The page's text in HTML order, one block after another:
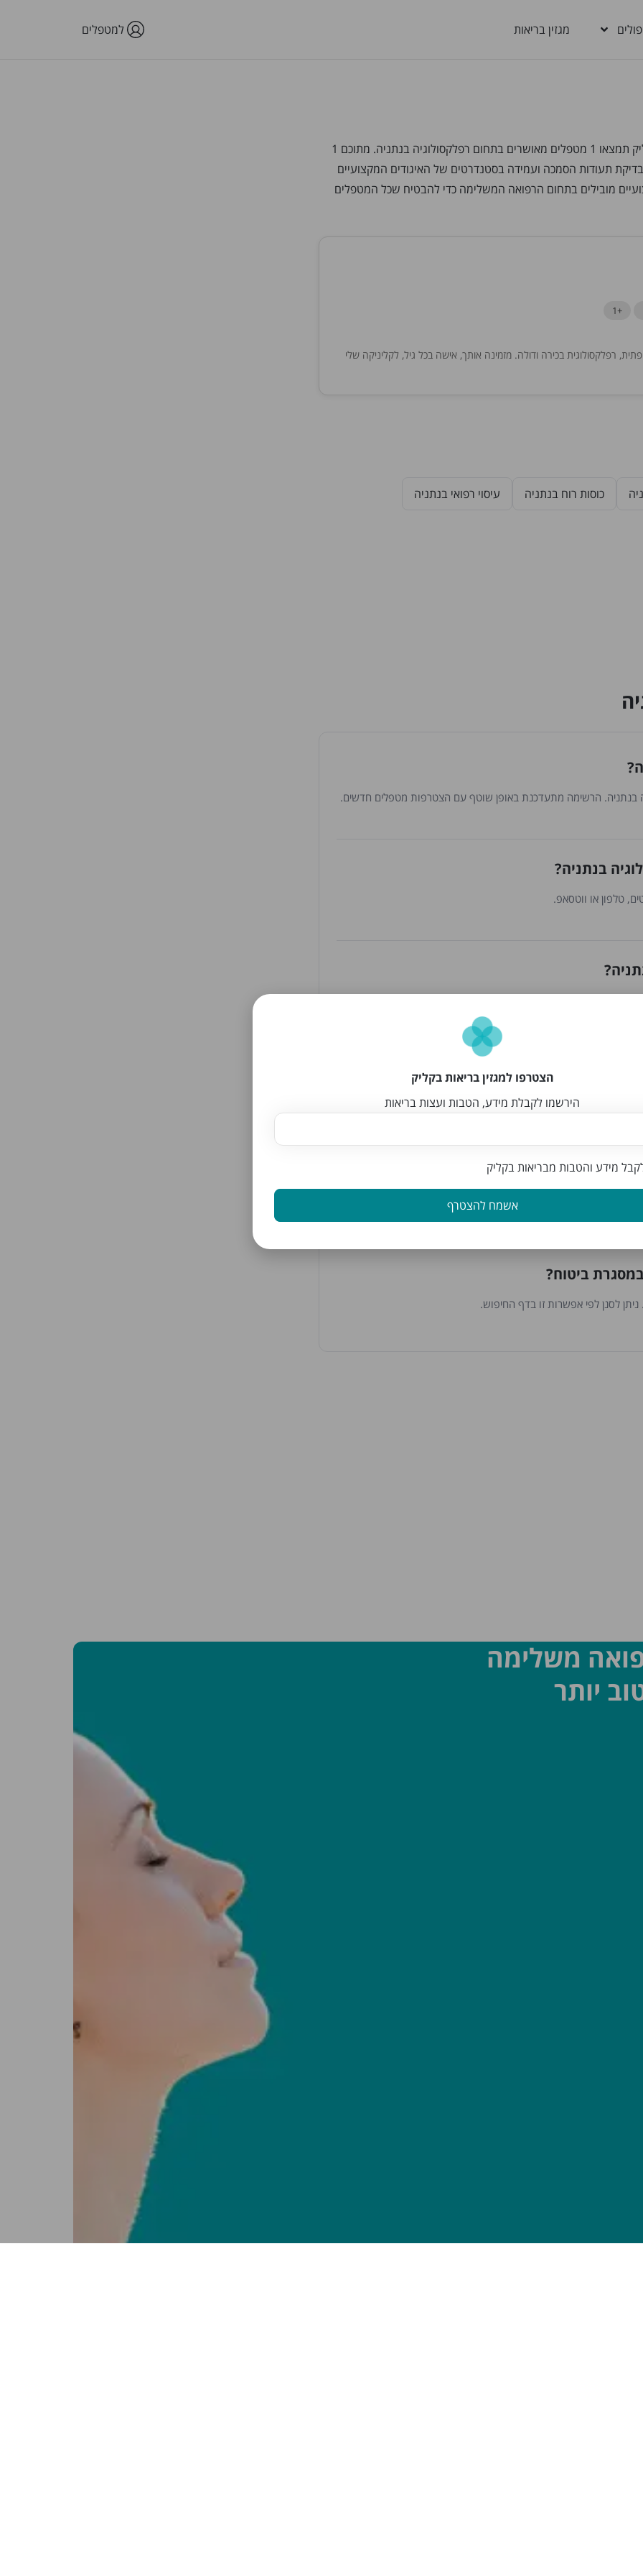
מגזין בריאות למטפלים
מחפשים מטפלים ברפלקסולוגיה בנתניה? בבריאות בקליק תמצאו 1 מטפלים מאושרים בתחום רפלקסולוגיה בנתניה. מתוכם 1
תעודות הסמכה ועמידה בסטנדרטים של האיגודים המקצועיים
מובילים בתחום הרפואה המשלימה כדי להבטיח שכל המטפלים
+1
רפלקסולוגית בכירה ודולה. מזמינה אותך, אישה בכל גיל, לקליניקה שלי
כוסות רוח בנתניה עיסוי רפואי בנתניה
בנתניה?
טלפון או ווטסאפ.
ואושרו על ידי צוות האתר.
שמגיעים עד הבית?
זו בדף החיפוש.
ביטוח?
לסנן לפי אפשרות זו בדף החיפוש.
משלימה
יותר
הצטרפו למגזין בריאות בקליק
הירשמו לקבלת מידע, הטבות ועצות בריאות
מידע והטבות מבריאות בקליק
אשמח להצטרף